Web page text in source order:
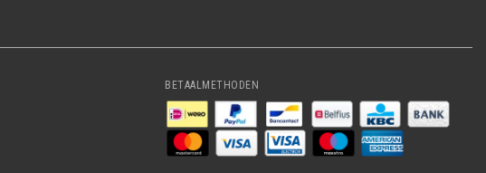
BETAALMETHODEN